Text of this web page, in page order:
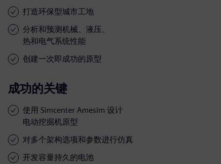
打造环保型城市工地
分析和预测机械、液压、
热和电气系统性能
创建一次即成功的原型
成功的关键
使用 Simcenter Amesim 设计
电动挖掘机原型
对多个架构选项和参数进行仿真
开发容量持久的电池